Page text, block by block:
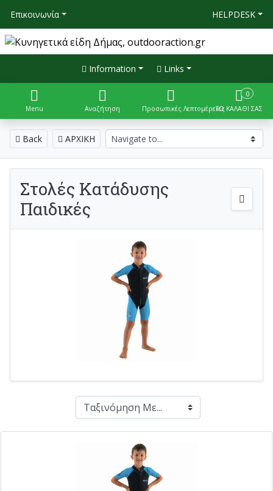
Επικοινωνία HELPDESK
Information Links
Menu Αναζήτηση Προσωπικές Λεπτομέρειες
0
ΤΟ ΚΑΛΑΘΙ ΣΑΣ
Back ΑΡΧΙΚΗ
Στολές Κατάδυσης
Παιδικές